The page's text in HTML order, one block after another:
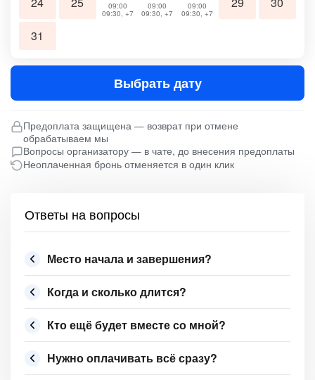
09:00
09:30, +7
09:00
09:30, +7
09:00
09:30, +7
31
Выбрать дату
Предоплата защищена — возврат при отмене
обрабатываем мы
Вопросы организатору — в чате, до внесения предоплаты
Неоплаченная бронь отменяется в один клик
Ответы на вопросы
Место начала и завершения?
Когда и сколько длится?
Кто ещё будет вместе со мной?
Нужно оплачивать всё сразу?